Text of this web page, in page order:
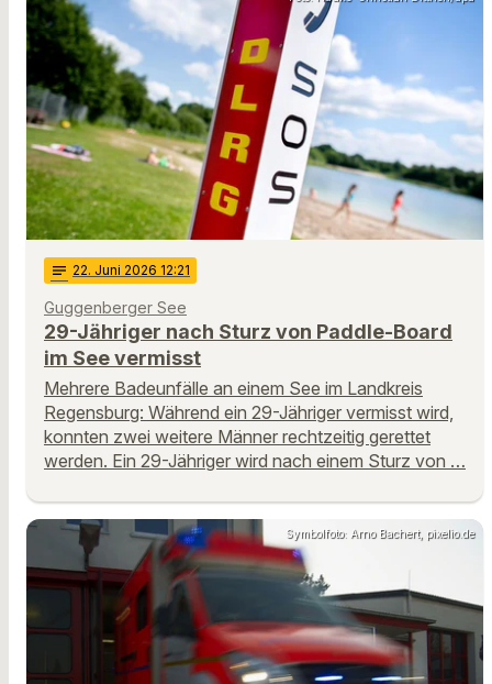
notes 22. Juni 2026 12:21
Guggenberger See
29-Jähriger nach Sturz von Paddle-Board
im See vermisst
Mehrere Badeunfälle an einem See im Landkreis
Regensburg: Während ein 29-Jähriger vermisst wird,
konnten zwei weitere Männer rechtzeitig gerettet
werden. Ein 29-Jähriger wird nach einem Sturz von …
Symbolfoto: Arno Bachert, pixelio.de